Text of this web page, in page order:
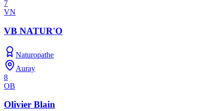
7
VN
VB NATUR'O
Naturopathe
Auray
8
OB
Olivier Blain